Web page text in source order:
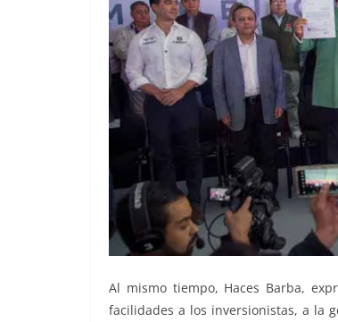
Al mismo tiempo, Haces Barba,
facilidades a los inversionistas, a la